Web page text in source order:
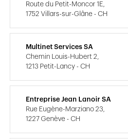
Route du Petit-Moncor 1E,
1752 Villars-sur-Glâne - CH
Multinet Services SA
Chemin Louis-Hubert 2,
1213 Petit-Lancy - CH
Entreprise Jean Lanoir SA
Rue Eugène-Marziano 23,
1227 Genève - CH